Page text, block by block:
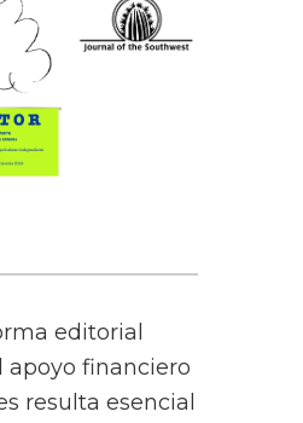
editorial
financiero
resulta esencial